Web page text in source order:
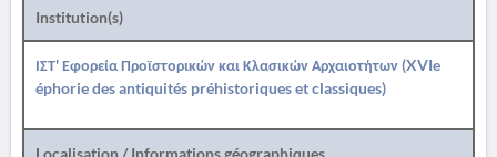
Institution(s)
ΙΣΤ' Εφορεία Προϊστορικών και Κλασικών Αρχαιοτήτων (XVIe
éphorie des antiquités préhistoriques et classiques)
Localisation / Informations géographiques